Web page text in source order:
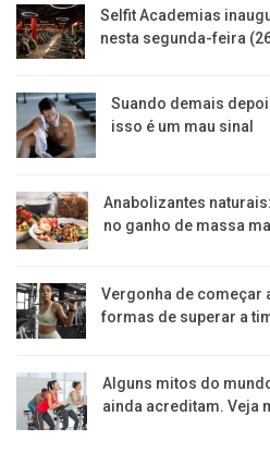
Selfit Academias
nesta segunda-feira
Suando demais
isso é um mau sinal
Anabolizantes
no ganho de massa
Vergonha de começar
formas de superar a
Alguns mitos do
ainda acreditam. Veja